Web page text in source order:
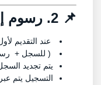
📌 2. رسوم إصدار السجل التجاري
عند التقديم
( للسجل + رسوم
يتم تجديد
التسجيل يتم